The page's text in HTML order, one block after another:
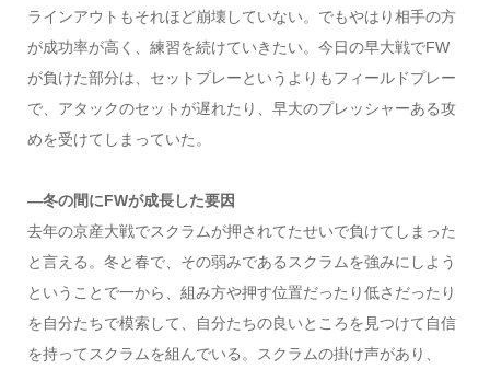
ラインアウトもそれほど崩壊していない。でもやはり相手の方
が成功率が高く、練習を続けていきたい。今日の早大戦でFW
が負けた部分は、セットプレーというよりもフィールドプレー
で、アタックのセットが遅れたり、早大のプレッシャーある攻
めを受けてしまっていた。
—冬の間にFWが成長した要因
去年の京産大戦でスクラムが押されてたせいで負けてしまった
と言える。冬と春で、その弱みであるスクラムを強みにしよう
ということで一から、組み方や押す位置だったり低さだったり
を自分たちで模索して、自分たちの良いところを見つけて自信
を持ってスクラムを組んでいる。スクラムの掛け声があり、